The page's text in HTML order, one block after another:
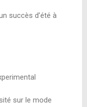
succès d’été à
sur le mode